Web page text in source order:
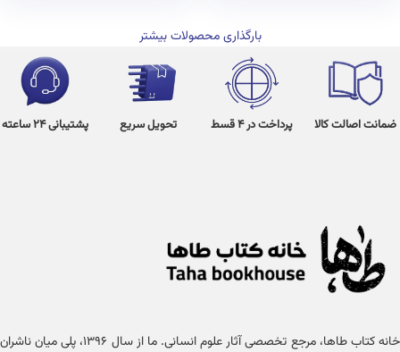
بارگذاری محصولات بیشتر
ضمانت اصالت کالا پرداخت در 4 قسط تحویل سریع پشتیبانی 24 ساعته
خانه کتاب طاها، مرجع تخصصی آثار علوم انسانی. ما از سال ۱۳۹۶، پلی میان ناشران